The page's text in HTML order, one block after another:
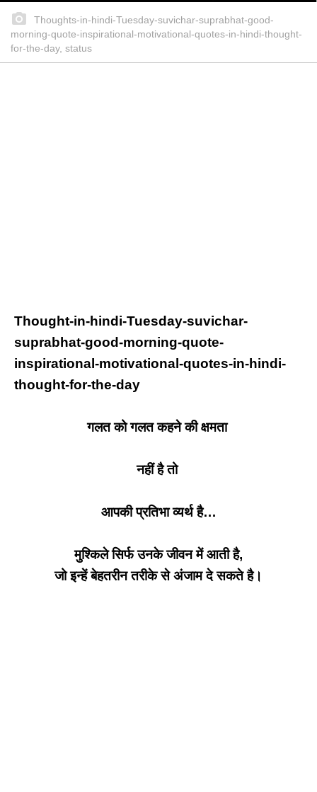
Thoughts-in-hindi-Tuesday-suvichar-suprabhat-good-
morning-quote-inspirational-motivational-quotes-in-hindi-thought-
for-the-day, status
Thought-in-hindi-Tuesday-suvichar-
suprabhat-good-morning-quote-
inspirational-motivational-quotes-in-hindi-
thought-for-the-day
गलत को गलत कहने की क्षमता
नहीं है तो
आपकी प्रतिभा व्यर्थ है…
मुश्किले सिर्फ उनके जीवन में आती है,
जो इन्हें बेहतरीन तरीके से अंजाम दे सकते है।